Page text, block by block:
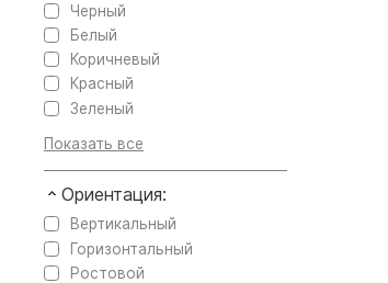
Черный
Белый
Коричневый
Красный
Зеленый
Ориентация:
Вертикальный
Горизонтальный
Ростовой